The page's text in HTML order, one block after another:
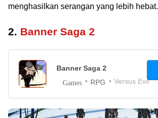
menghasilkan serangan yang lebih hebat.
2. Banner Saga 2
Banner Saga 2
Games RPG Versus Evil